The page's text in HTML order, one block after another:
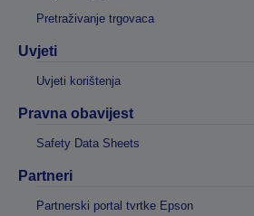
Pretraživanje trgovaca
Uvjeti
Uvjeti korištenja
Pravna obavijest
Safety Data Sheets
Partneri
Partnerski portal tvrtke Epson